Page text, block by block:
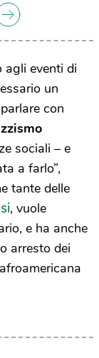
agli eventi di
un
con
sociali – e
a farlo”,
tante delle
, vuole
e ha anche
arresto dei